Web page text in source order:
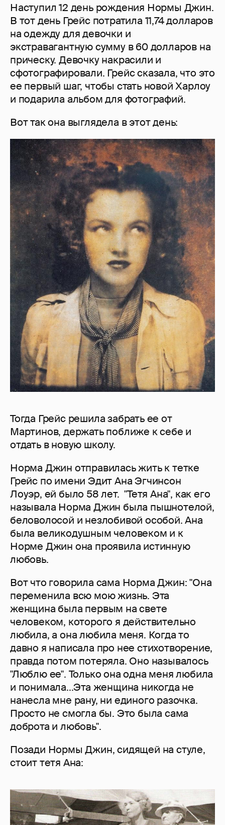
Наступил 12 день рождения Нормы Джин.
В тот день Грейс потратила 11,74 долларов
на одежду для девочки и
экстравагантную сумму в 60 долларов на
прическу. Девочку накрасили и
сфотографировали. Грейс сказала, что это
ее первый шаг, чтобы стать новой Харлоу
и подарила альбом для фотографий.
Вот так она выглядела в этот день:
Тогда Грейс решила забрать ее от
Мартинов, держать поближе к себе и
отдать в новую школу.
Норма Джин отправилась жить к тетке
Грейс по имени Эдит Ана Эгчинсон
Лоуэр, ей было 58 лет. "Тетя Ана", как его
называла Норма Джин была пышнотелой,
беловолосой и незлобивой особой. Ана
была великодушным человеком и к
Норме Джин она проявила истинную
любовь.
Вот что говорила сама Норма Джин: "Она
переменила всю мою жизнь. Эта
женщина была первым на свете
человеком, которого я действительно
любила, а она любила меня. Когда то
давно я написала про нее стихотворение,
правда потом потеряла. Оно называлось
"Люблю ее". Только она одна меня любила
и понимала...Эта женщина никогда не
нанесла мне рану, ни единого разочка.
Просто не смогла бы. Это была сама
доброта и любовь".
Позади Нормы Джин, сидящей на стуле,
стоит тетя Ана: